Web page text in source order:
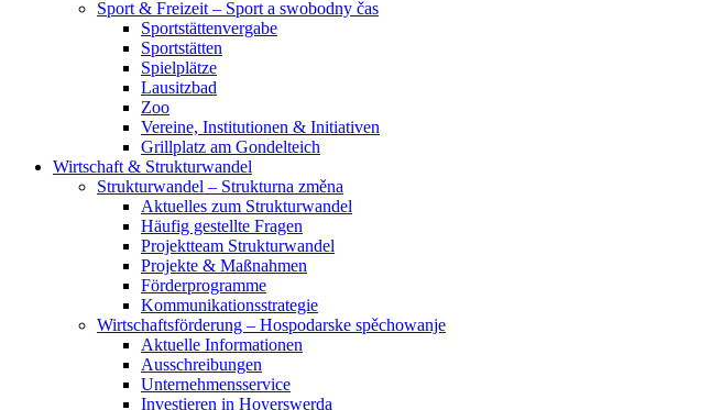
Sport & Freizeit – Sport a swobodny čas
Sportstättenvergabe
Sportstätten
Spielplätze
Lausitzbad
Zoo
Vereine, Institutionen & Initiativen
Grillplatz am Gondelteich
Wirtschaft & Strukturwandel
Strukturwandel – Strukturna změna
Aktuelles zum Strukturwandel
Häufig gestellte Fragen
Projektteam Strukturwandel
Projekte & Maßnahmen
Förderprogramme
Kommunikationsstrategie
Wirtschaftsförderung – Hospodarske spěchowanje
Aktuelle Informationen
Ausschreibungen
Unternehmensservice
Investieren in Hoyerswerda